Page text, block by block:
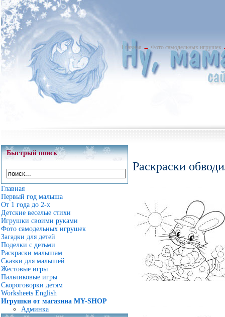
Главная → Фото самодельных игрушек
Быстрый поиск
Главная
Первый год малыша
От 1 года до 2-х
Детские веселые стихи
Игрушки своими руками
Фото самодельных игрушек
Загадки для детей
Поделки с детьми
Раскраски малышам
Сказки для малышей
Жестовые игры
Пальчиковые игры
Скороговорки детям
Worksheets English
Игрушки от магазина MY-SHOP
Админка
Раскраски